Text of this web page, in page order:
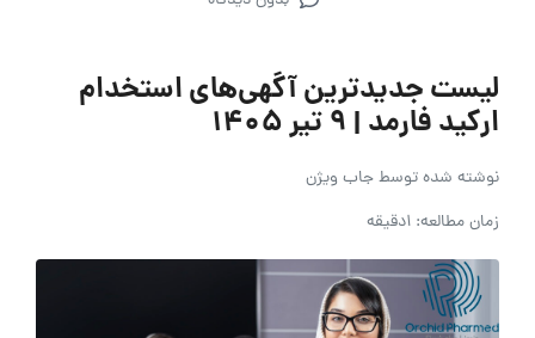
لیست جدیدترین آگهی‌های استخدام
ارکید فارمد | ۹ تیر ۱۴۰۵
نوشته شده توسطجاب ویژن
زمان مطالعه: 1دقیقه